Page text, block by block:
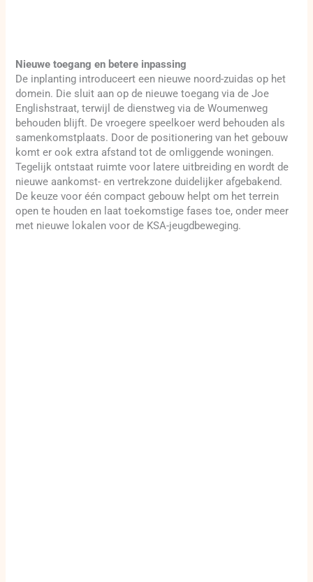
Nieuwe toegang en betere inpassing
De inplanting introduceert een nieuwe noord-zuidas op het
domein. Die sluit aan op de nieuwe toegang via de Joe
Englishstraat, terwijl de dienstweg via de Woumenweg
behouden blijft. De vroegere speelkoer werd behouden als
samenkomstplaats. Door de positionering van het gebouw
komt er ook extra afstand tot de omliggende woningen.
Tegelijk ontstaat ruimte voor latere uitbreiding en wordt de
nieuwe aankomst- en vertrekzone duidelijker afgebakend.
De keuze voor één compact gebouw helpt om het terrein
open te houden en laat toekomstige fases toe, onder meer
met nieuwe lokalen voor de KSA-jeugdbeweging.